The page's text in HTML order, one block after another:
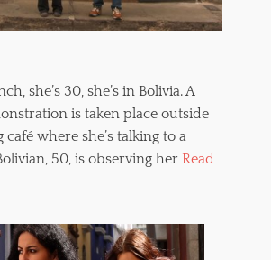
she’s 30, she’s in Bolivia. A
is taken place outside
where she’s talking to a
50, is observing her Read